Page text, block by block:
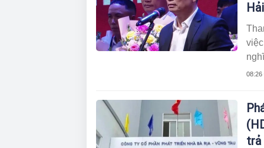
Hải
Tây
08:26
trả